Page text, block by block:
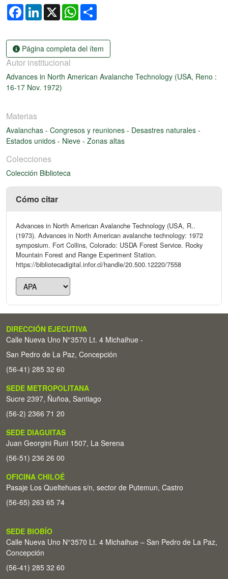
FacebookLinkedIn
X WhatsApp
Página completa del ítem
Autor institucional
Advances in North American Avalanche Technology (USA, Reno :
16-17 Nov. 1972)
Materias
Avalanchas - Congresos y reuniones - Desastres naturales -
Estados unidos - Nieve - Zonas altas
Colecciones
Colección Biblioteca
Cómo citar
Advances in North American Avalanche Technology (USA, R..
(1973). Advances in North American avalanche technology: 1972
symposium. Fort Collins, Colorado: USDA Forest Service. Rocky
Mountain Forest and Range Experiment Station.
https://bibliotecadigital.infor.cl/handle/20.500.12220/7558
DIRECCIÓN EJECUTIVA
Calle Nueva Uno N°3570 Lt. 4 Michaihue -
San Pedro de La Paz, Concepción
(56-41) 285 32 60
SEDE METROPOLITANA
Sucre 2397, Ñuñoa, Santiago
(56-2) 2366 71 20
SEDE DIAGUITAS
Juan Georgini Runi 1507, La Serena
(56-51) 236 26 00
OFICINA CHILOÉ
Pasaje Los Queltehues s/n, sector de Putemun, Castro
(56-65) 263 65 74
SEDE BIOBÍO
Calle Nueva Uno N°3570 Lt. 4 Michaihue – San Pedro de La Paz,
Concepción
(56-41) 285 32 60